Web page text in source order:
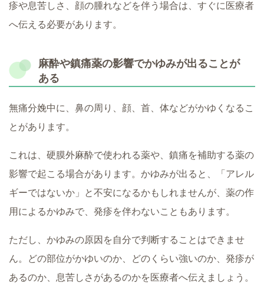
疹や息苦しさ、顔の腫れなどを伴う場合は、すぐに医療者
へ伝える必要があります。
麻酔や鎮痛薬の影響でかゆみが出ることが
ある
無痛分娩中に、鼻の周り、顔、首、体などがかゆくなるこ
とがあります。
これは、硬膜外麻酔で使われる薬や、鎮痛を補助する薬の
影響で起こる場合があります。かゆみが出ると、「アレル
ギーではないか」と不安になるかもしれませんが、薬の作
用によるかゆみで、発疹を伴わないこともあります。
ただし、かゆみの原因を自分で判断することはできませ
ん。どの部位がかゆいのか、どのくらい強いのか、発疹が
あるのか、息苦しさがあるのかを医療者へ伝えましょう。